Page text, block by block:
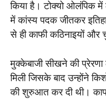
किया है। टोक्यो ओलंपिक में
में कांस्य पदक जीतकर
से ही काफी कठिनाइयों और
मुक्केबाजी सीखने की
मिली जिसके बाद उन्होंने
की शुरुआत कर दी थी।